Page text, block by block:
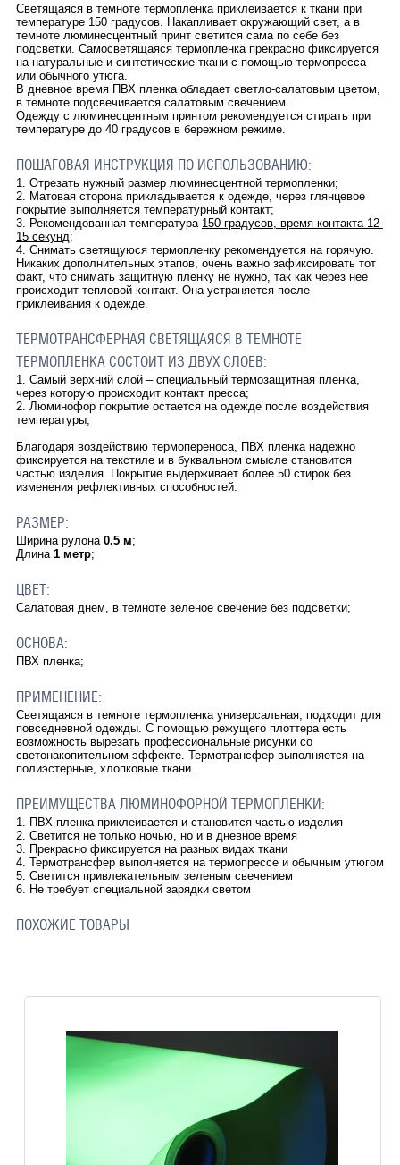
Светящаяся в темноте термопленка приклеивается к ткани при
температуре 150 градусов. Накапливает окружающий свет, а в
темноте люминесцентный принт светится сама по себе без
подсветки. Самосветящаяся термопленка прекрасно фиксируется
на натуральные и синтетические ткани с помощью термопресса
или обычного утюга.
В дневное время ПВХ пленка обладает светло-салатовым цветом,
в темноте подсвечивается салатовым свечением.
Одежду с люминесцентным принтом рекомендуется стирать при
температуре до 40 градусов в бережном режиме.
ПОШАГОВАЯ ИНСТРУКЦИЯ ПО ИСПОЛЬЗОВАНИЮ:
1. Отрезать нужный размер люминесцентной термопленки;
2. Матовая сторона прикладывается к одежде, через глянцевое
покрытие выполняется температурный контакт;
3. Рекомендованная температура 150 градусов, время контакта 12-
15 секунд;
4. Снимать светящуюся термопленку рекомендуется на горячую.
Никаких дополнительных этапов, очень важно зафиксировать тот
факт, что снимать защитную пленку не нужно, так как через нее
происходит тепловой контакт. Она устраняется после
приклеивания к одежде.
ТЕРМОТРАНСФЕРНАЯ СВЕТЯЩАЯСЯ В ТЕМНОТЕ
ТЕРМОПЛЕНКА СОСТОИТ ИЗ ДВУХ СЛОЕВ:
1. Самый верхний слой – специальный термозащитная пленка,
через которую происходит контакт пресса;
2. Люминофор покрытие остается на одежде после воздействия
температуры;
Благодаря воздействию термопереноса, ПВХ пленка надежно
фиксируется на текстиле и в буквальном смысле становится
частью изделия. Покрытие выдерживает более 50 стирок без
изменения рефлективных способностей.
РАЗМЕР:
Ширина рулона 0.5 м;
Длина 1 метр;
ЦВЕТ:
Салатовая днем, в темноте зеленое свечение без подсветки;
ОСНОВА:
ПВХ пленка;
ПРИМЕНЕНИЕ:
Светящаяся в темноте термопленка универсальная, подходит для
повседневной одежды. С помощью режущего плоттера есть
возможность вырезать профессиональные рисунки со
светонакопительном эффекте. Термотрансфер выполняется на
полиэстерные, хлопковые ткани.
ПРЕИМУЩЕСТВА ЛЮМИНОФОРНОЙ ТЕРМОПЛЕНКИ:
1. ПВХ пленка приклеивается и становится частью изделия
2. Светится не только ночью, но и в дневное время
3. Прекрасно фиксируется на разных видах ткани
4. Термотрансфер выполняется на термопрессе и обычным утюгом
5. Светится привлекательным зеленым свечением
6. Не требует специальной зарядки светом
ПОХОЖИЕ ТОВАРЫ